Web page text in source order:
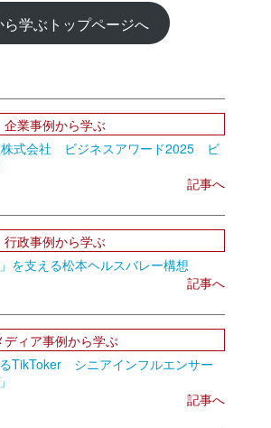
ら学ぶトップページへ
企業事例から学ぶ
式会社 ビジネスアワード2025 ビ
記事へ
行政事例から学ぶ
を支える松本ヘルスバレー構想
記事へ
ディア事例から学ぶ
TikToker シニアインフルエンサー
記事へ